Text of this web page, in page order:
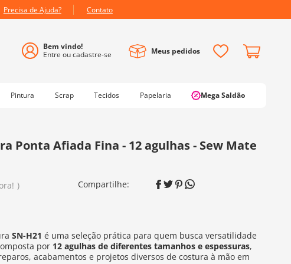
Precisa de Ajuda? Contato
Meus pedidos
Pintura Scrap Tecidos Papelaria Mega Saldão
Ponta Afiada Fina - 12 agulhas - Sew Mate
SN-H21 é uma seleção prática para quem busca versatilidade
por 12 agulhas de diferentes tamanhos e espessuras,
acabamentos e projetos diversos de costura à mão em